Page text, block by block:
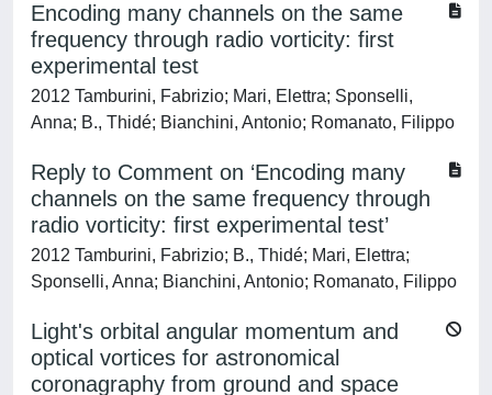
Encoding many channels on the same
frequency through radio vorticity: first
experimental test
2012 Tamburini, Fabrizio; Mari, Elettra; Sponselli,
Anna; B., Thidé; Bianchini, Antonio; Romanato, Filippo
Reply to Comment on ‘Encoding many
channels on the same frequency through
radio vorticity: first experimental test’
2012 Tamburini, Fabrizio; B., Thidé; Mari, Elettra;
Sponselli, Anna; Bianchini, Antonio; Romanato, Filippo
Light's orbital angular momentum and
optical vortices for astronomical
coronagraphy from ground and space